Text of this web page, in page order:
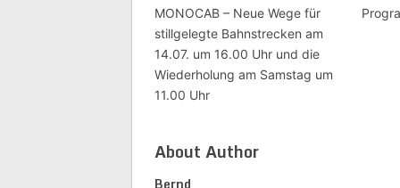
MONOCAB – Neue Wege für
stillgelegte Bahnstrecken am
14.07. um 16.00 Uhr und die
Wiederholung am Samstag um
11.00 Uhr
About Author